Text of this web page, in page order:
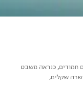
חמודים, כנראה משבט
שקלים,